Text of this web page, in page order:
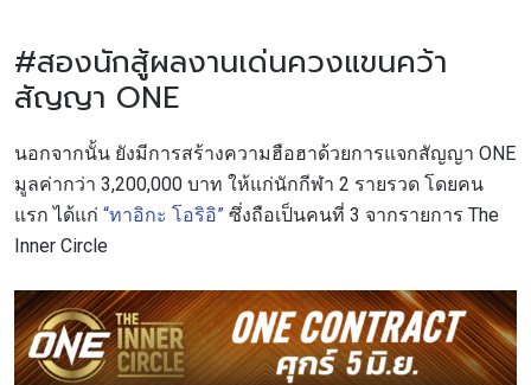
#สองนักสู้ผลงานเด่นควงแขนคว้า
สัญญา ONE
นอกจากนั้น ยังมีการสร้างความฮือฮาด้วยการแจกสัญญา ONE
มูลค่ากว่า 3,200,000 บาท ให้แก่นักกีฬา 2 รายรวด โดยคน
แรก ได้แก่ “ทาอิกะ โอริอิ” ซึ่งถือเป็นคนที่ 3 จากรายการ The
Inner Circle